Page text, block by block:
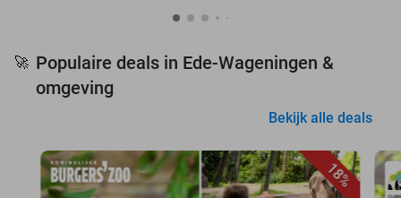
🚀 Populaire deals in Ede-Wageningen &
omgeving
Bekijk alle deals
18%